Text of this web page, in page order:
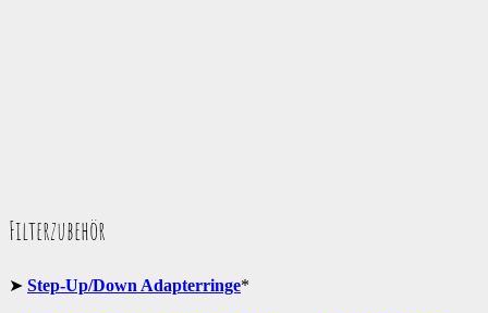
Filterzubehör
➤ Step-Up/Down Adapterringe*